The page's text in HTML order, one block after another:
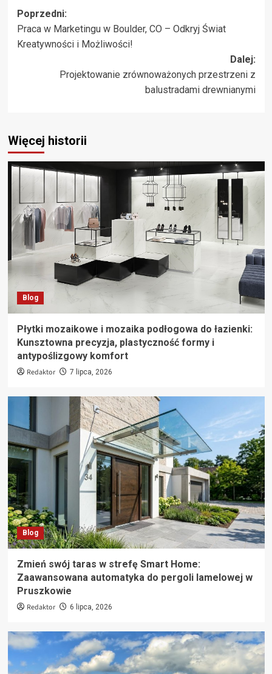
Zobacz
wpisy
Poprzedni:
Praca w Marketingu w Boulder, CO – Odkryj Świat
Kreatywności i Możliwości!
Dalej:
Projektowanie zrównoważonych przestrzeni z
balustradami drewnianymi
Więcej historii
Blog
Płytki mozaikowe i mozaika podłogowa do łazienki:
Kunsztowna precyzja, plastyczność formy i
antypoślizgowy komfort
Redaktor 7 lipca, 2026
Blog
Zmień swój taras w strefę Smart Home:
Zaawansowana automatyka do pergoli lamelowej w
Pruszkowie
Redaktor 6 lipca, 2026